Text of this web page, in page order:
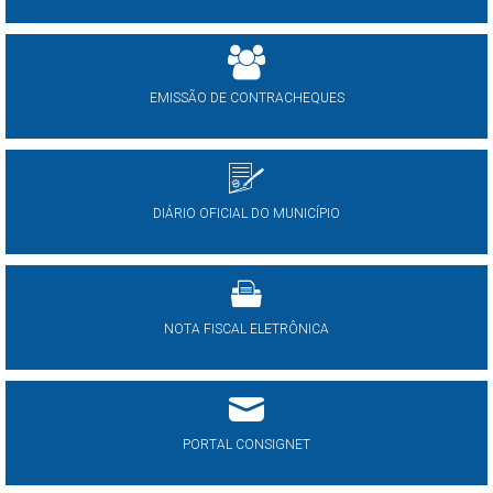
EMISSÃO DE CONTRACHEQUES
DIÁRIO OFICIAL DO MUNICÍPIO
NOTA FISCAL ELETRÔNICA
PORTAL CONSIGNET